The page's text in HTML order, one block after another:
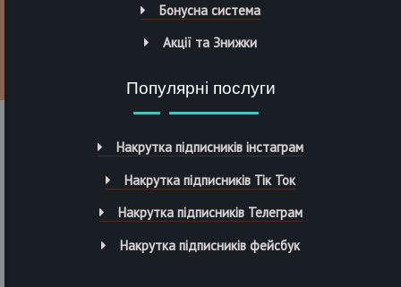
Бонусна система
Акції та Знижки
Популярні послуги
Накрутка підписників інстаграм
Накрутка підписників Тік Ток
Накрутка підписників Телеграм
Накрутка підписників фейсбук